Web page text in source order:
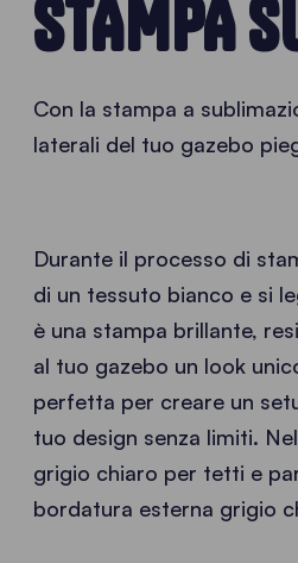
STAMPA
Con la stampa a
laterali del tuo gazebo
Durante il processo di
di un tessuto bianco e si
è una stampa brillante,
al tuo gazebo un look
perfetta per creare un
tuo design senza limiti.
grigio chiaro per tetti e
bordatura esterna grigio